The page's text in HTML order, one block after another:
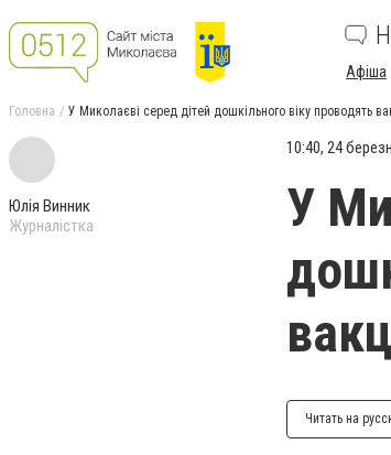
Афіша
Головна У Миколаєві серед дітей дошкільного віку проводять
Юлія Винник
Журналістка
10:40, 24
У
Читать на